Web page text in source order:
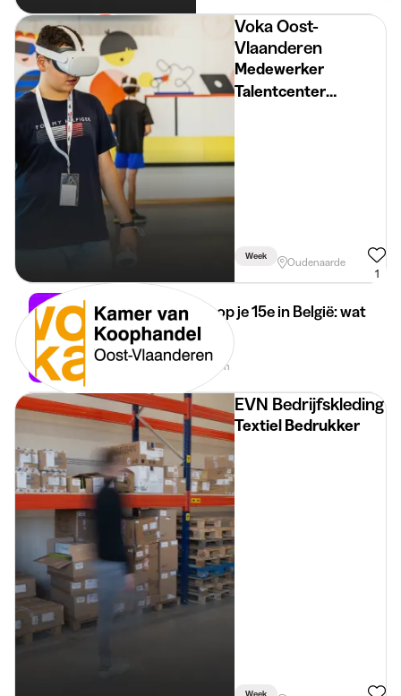
Voka Oost-
Vlaanderen
Medewerker
Talentcenter
Nov)
Week
Oudenaarde
1
Studentenjob op je 15e in België: wat
verandert?
3 min
EVN Bedrijfskleding
Textiel Bedrukker